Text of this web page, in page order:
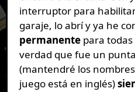
interruptor para
garaje, lo abrí y ya he
permanentepara todas
verdad que fue un
(mantendré los
juego está en inglés)